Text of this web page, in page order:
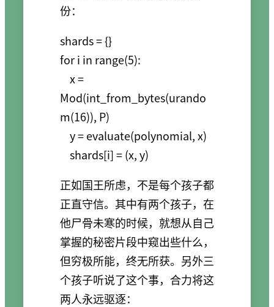
份：
shards = {}
for i in range(5):
    x =
Mod(int_from_bytes(urando
m(16)), P)
    y = evaluate(polynomial, x)
正如国王所虑，不是每个孩子都
正直守信。其中有两个孩子，在
他尸骨未寒的时候，就想从自己
掌握的秘密片段中窥出些什么，
但穷极所能，终无所获。另外三
个孩子听说了这个事，合力将这
两人永远驱逐：